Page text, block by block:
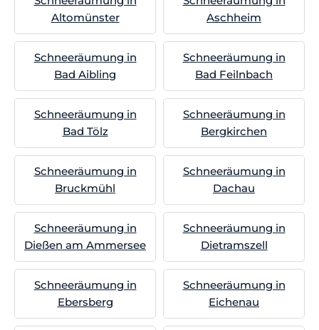
Altomünster
Aschheim
Schneeräumung in
Bad Aibling
Schneeräumung in
Bad Feilnbach
Schneeräumung in
Bad Tölz
Schneeräumung in
Bergkirchen
Schneeräumung in
Bruckmühl
Schneeräumung in
Dachau
Schneeräumung in
Dießen am Ammersee
Schneeräumung in
Dietramszell
Schneeräumung in
Ebersberg
Schneeräumung in
Eichenau